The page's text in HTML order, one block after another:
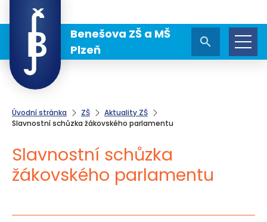
Benešova ZŠ a MŠ
Plzeň
Úvodní stránka ZŠ
Aktuality ZŠ
Slavnostní schůzka žákovského parlamentu
Slavnostní schůzka
žákovského parlamentu